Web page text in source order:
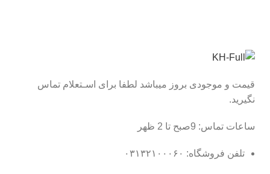
قیمت و موجودی بروز میباشد لطفا برای اسـتعلام تماس
نگیرید.
ساعات تماس: 9صبح تا 2 ظهر
تلفن فروشگاه: ۰۳۱۳۲۱۰۰۰۶۰